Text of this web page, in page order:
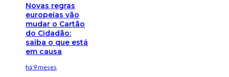
Novas regras
europeias vão
mudar o Cartão
do Cidadão:
saiba o que está
em causa
há 9 meses